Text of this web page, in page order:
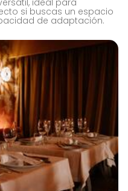
ideal para
si buscas un espacio
de adaptación.